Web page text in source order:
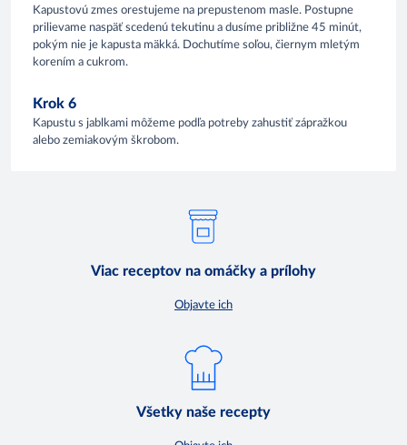
Kapustovú zmes orestujeme na prepustenom masle. Postupne
prilievame naspäť scedenú tekutinu a dusíme približne 45 minút,
pokým nie je kapusta mäkká. Dochutíme soľou, čiernym mletým
korením a cukrom.
Krok 6
Kapustu s jablkami môžeme podľa potreby zahustiť zápražkou
alebo zemiakovým škrobom.
Viac receptov na omáčky a prílohy
Objavte ich
Všetky naše recepty